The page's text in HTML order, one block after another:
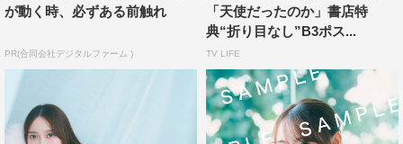
●京都府・大垣書店 京都本店
展示テーマ「天使の休日」
●大阪府・紀伊國屋書店 梅田本店
7月23日（火）～8月5日（月）
が動く時、必ずある前触れ
PR(合同会社デジタルファーム )
「天使だったのか」書店特
典“折り目なし”B3ポス...
TV LIFE